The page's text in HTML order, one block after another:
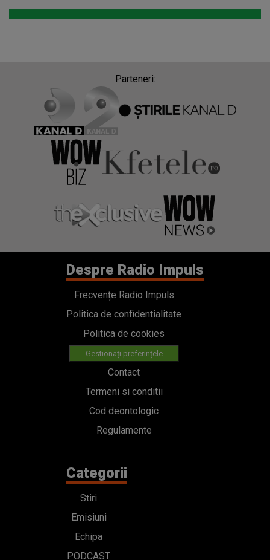
Parteneri:
Despre Radio Impuls
Frecvențe Radio Impuls
Politica de confidentialitate
Politica de cookies
Gestionați preferințele
Contact
Termeni si conditii
Cod deontologic
Regulamente
Categorii
Stiri
Emisiuni
Echipa
PODCAST